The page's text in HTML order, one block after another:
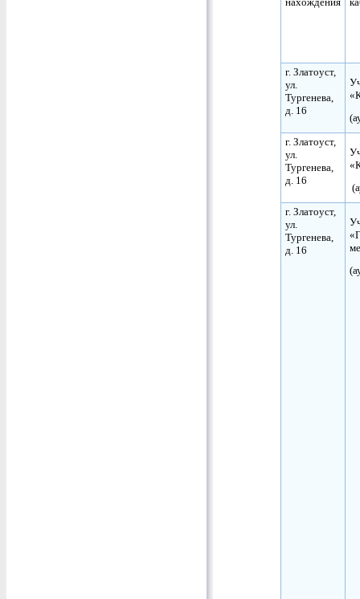
г. Златоуст,
ул.
Тургенева,
д. 16
г. Златоуст,
ул.
Тургенева,
д. 16
г. Златоуст,
ул.
Тургенева,
д. 16